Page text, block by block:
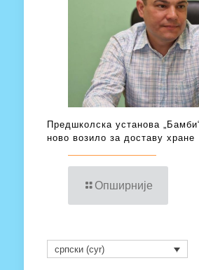
Предшколска установа
ново возило за доставу хране
Опширније
српски (cyr)